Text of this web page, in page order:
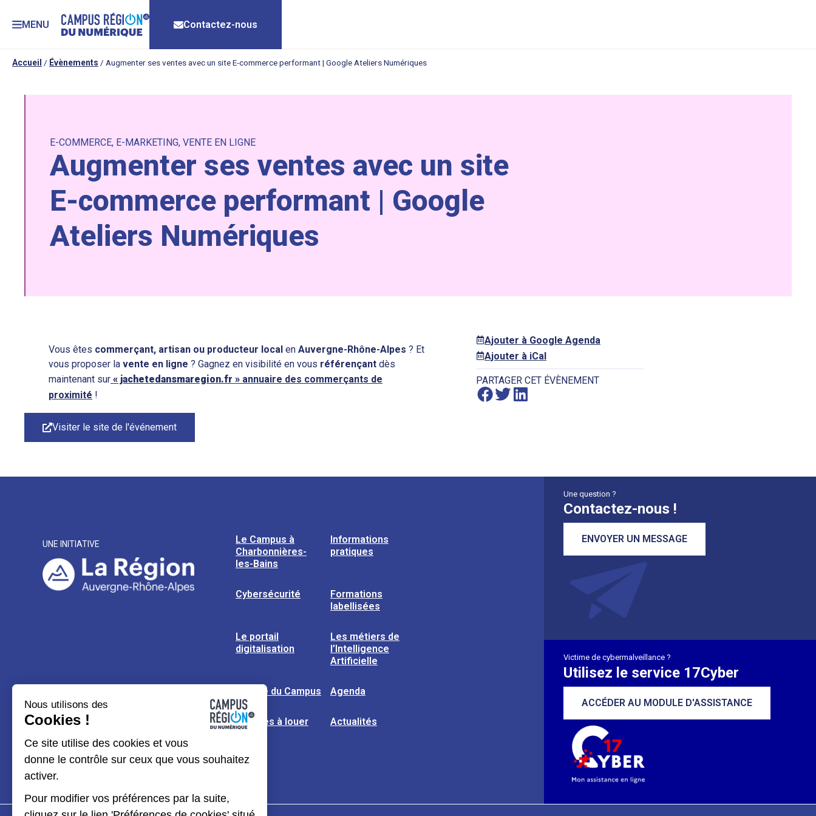
MENU Contactez-nous
Accueil / Évènements / Augmenter ses ventes avec un site E-commerce performant | Google Ateliers Numériques
E-COMMERCE, E-MARKETING, VENTE EN LIGNE
Augmenter ses ventes avec un site
E-commerce performant | Google
Ateliers Numériques
Vous êtes commerçant, artisan ou producteur local en Auvergne-Rhône-Alpes ? Et
vous proposer la vente en ligne ? Gagnez en visibilité en vous référençant dès
maintenant sur « jachetedansmaregion.fr » annuaire des commerçants de
proximité !
Visiter le site de l'événement
Ajouter à Google Agenda
Ajouter à iCal
PARTAGER CET ÉVÈNEMENT
UNE INITIATIVE
Le Campus à
Charbonnières-
les-Bains
Informations
pratiques
Cybersécurité
Formations
labellisées
Le portail
digitalisation
Les métiers de
l’Intelligence
Artificielle
L’usine du Campus Agenda
Espaces à louer Actualités
Une question ?
Contactez-nous !
ENVOYER UN MESSAGE
Victime de cybermalveillance ?
Utilisez le service 17Cyber
ACCÉDER AU MODULE D'ASSISTANCE
Nous utilisons des
Cookies !
Ce site utilise des cookies et vous
donne le contrôle sur ceux que vous souhaitez
activer.
Pour modifier vos préférences par la suite,